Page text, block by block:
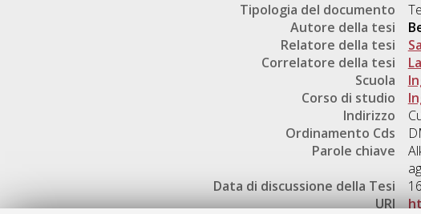
Tipologia del documento
Autore della tesi
Relatore della tesi
Correlatore della tesi
Scuola
Corso di studio
Indirizzo
Ordinamento Cds
Parole chiave
Data di discussione della Tesi
URI